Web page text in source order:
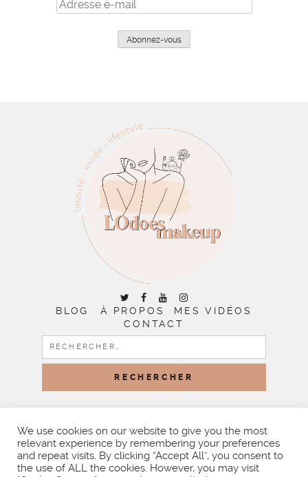
e-
Abonnez-vous
BLOG À PROPOS
MES VIDÉOS
CONTACT
RECHERCHER :
BY LITTLE THEME SHOP
We use cookies on our website to give you the most
relevant experience by remembering your preferences
and repeat visits. By clicking “Accept All”, you consent to
the use of ALL the cookies. However, you may visit